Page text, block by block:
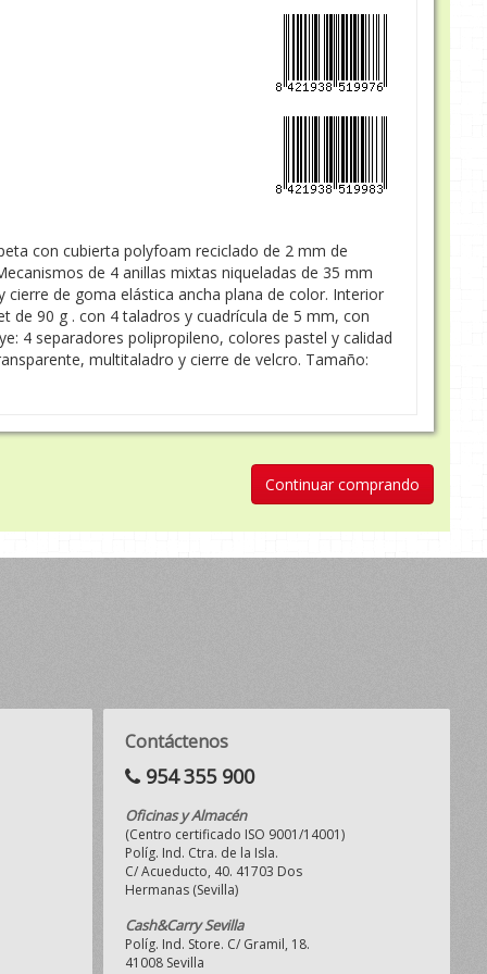
con cubierta polyfoam reciclado de 2 mm de
de 4 anillas mixtas niqueladas de 35 mm
cierre de goma elástica ancha plana de color. Interior
de 90 g . con 4 taladros y cuadrícula de 5 mm, con
4 separadores polipropileno, colores pastel y calidad
multitaladro y cierre de velcro. Tamaño:
Continuar comprando
Contáctenos
954 355 900
Oficinas y Almacén
(Centro certificado ISO 9001/14001)
Políg. Ind. Ctra. de la Isla.
C/ Acueducto, 40. 41703 Dos
Hermanas (Sevilla)
Cash&Carry Sevilla
Políg. Ind. Store. C/ Gramil, 18.
41008 Sevilla